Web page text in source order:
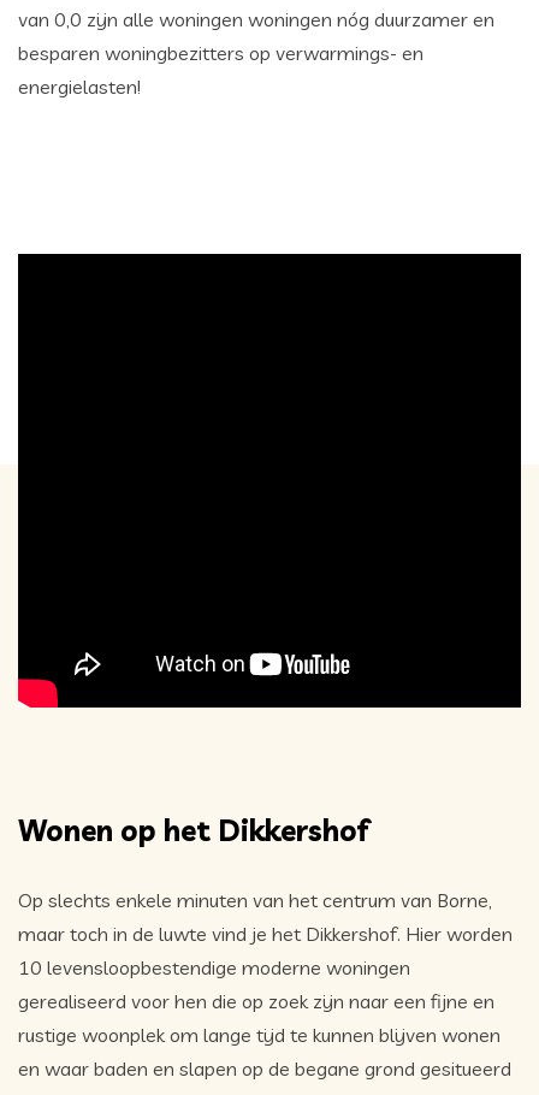
van 0,0 zijn alle woningen woningen nóg duurzamer en
besparen woningbezitters op verwarmings- en
energielasten!
Wonen op het Dikkershof
Op slechts enkele minuten van het centrum van Borne,
maar toch in de luwte vind je het Dikkershof. Hier worden
10 levensloopbestendige moderne woningen
gerealiseerd voor hen die op zoek zijn naar een fijne en
rustige woonplek om lange tijd te kunnen blijven wonen
en waar baden en slapen op de begane grond gesitueerd